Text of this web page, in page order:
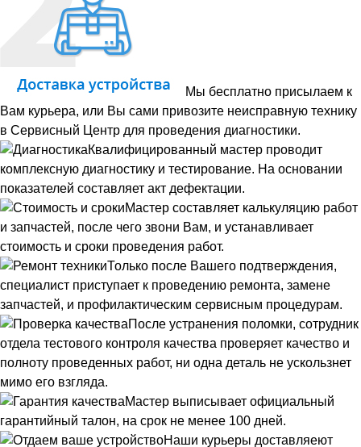
Мы бесплатно присылаем к
Вам курьера, или Вы сами привозите неисправную технику
в Сервисный Центр для проведения диагностики.
Квалифицированный мастер проводит
комплексную диагностику и тестирование. На основании
показателей составляет акт дефектации.
Мастер составляет калькуляцию работ
и запчастей, после чего звони Вам, и устанавливает
стоимость и сроки проведения работ.
Только после Вашего подтверждения,
специалист приступает к проведению ремонта, замене
запчастей, и профилактическим сервисным процедурам.
После устранения поломки, сотрудник
отдела тестового контроля качества проверяет качество и
полноту проведенных работ, ни одна деталь не ускользнет
мимо его взгляда.
Мастер выписывает официальный
гарантийный талон, на срок не менее 100 дней.
Наши курьеры доставляеют